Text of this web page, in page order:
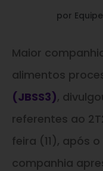
por
Maior
alimentos
(JBSS3),
referentes ao
feira (11), após
companhia